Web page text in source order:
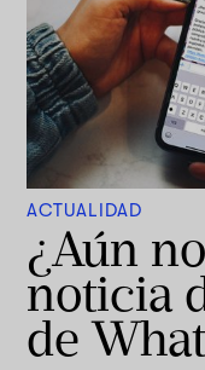
ACTUALIDAD
¿Aún
noticia
de